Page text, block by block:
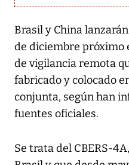
Brasil y China
de diciembre próximo
de vigilancia remota
fabricado y colocado
conjunta, según han
fuentes oficiales.
Se trata del CBERS-